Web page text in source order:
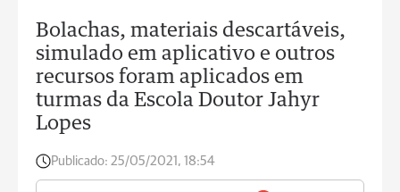
Bolachas, materiais descartáveis,
simulado em aplicativo e outros
recursos foram aplicados em
turmas da Escola Doutor Jahyr
Lopes
Publicado: 25/05/2021, 18:54